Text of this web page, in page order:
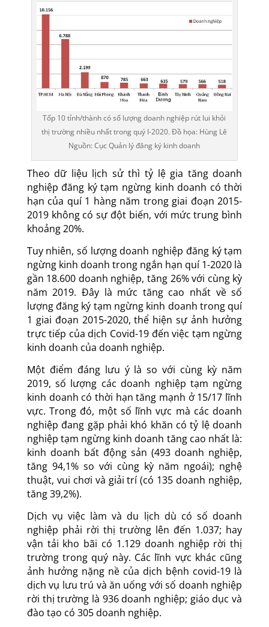
Tốp 10 tỉnh/thành có số lượng doanh nghiệp rút lui khỏi
thị trường nhiều nhất trong quý I-2020. Đồ họa: Hùng Lê
Nguồn: Cục Quản lý đăng ký kinh doanh
Theo dữ liệu lịch sử thì tỷ lệ gia tăng doanh
nghiệp đăng ký tạm ngừng kinh doanh có thời
hạn của quí 1 hàng năm trong giai đoạn 2015-
2019 không có sự đột biến, với mức trung bình
khoảng 20%.
Tuy nhiên, số lượng doanh nghiệp đăng ký tạm
ngừng kinh doanh trong ngắn hạn quí 1-2020 là
gần 18.600 doanh nghiệp, tăng 26% với cùng kỳ
năm 2019. Đây là mức tăng cao nhất về số
lượng đăng ký tạm ngừng kinh doanh trong quí
1 giai đoạn 2015-2020, thể hiện sự ảnh hưởng
trực tiếp của dịch Covid-19 đến việc tạm ngừng
kinh doanh của doanh nghiệp.
Một điểm đáng lưu ý là so với cùng kỳ năm
2019, số lượng các doanh nghiệp tạm ngừng
kinh doanh có thời hạn tăng mạnh ở 15/17 lĩnh
vực. Trong đó, một số lĩnh vực mà các doanh
nghiệp đang gặp phải khó khăn có tỷ lệ doanh
nghiệp tạm ngừng kinh doanh tăng cao nhất là:
kinh doanh bất động sản (493 doanh nghiệp,
tăng 94,1% so với cùng kỳ năm ngoái); nghệ
thuật, vui chơi và giải trí (có 135 doanh nghiệp,
tăng 39,2%).
Dịch vụ việc làm và du lịch dù có số doanh
nghiệp phải rời thị trường lên đến 1.037; hay
vận tải kho bãi có 1.129 doanh nghiệp rời thị
trường trong quý này. Các lĩnh vực khác cũng
ảnh hưởng nặng nề của dịch bệnh covid-19 là
dịch vụ lưu trú và ăn uống với số doanh nghiệp
rời thị trường là 936 doanh nghiệp; giáo dục và
đào tạo có 305 doanh nghiệp.